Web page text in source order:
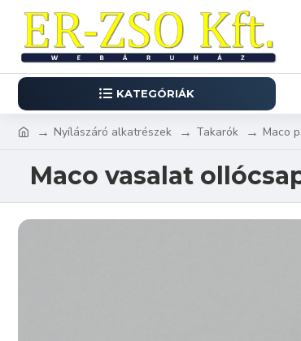
KATEGÓRIÁK
Nyílászáró alkatrészek Takarók Maco
Maco vasalat